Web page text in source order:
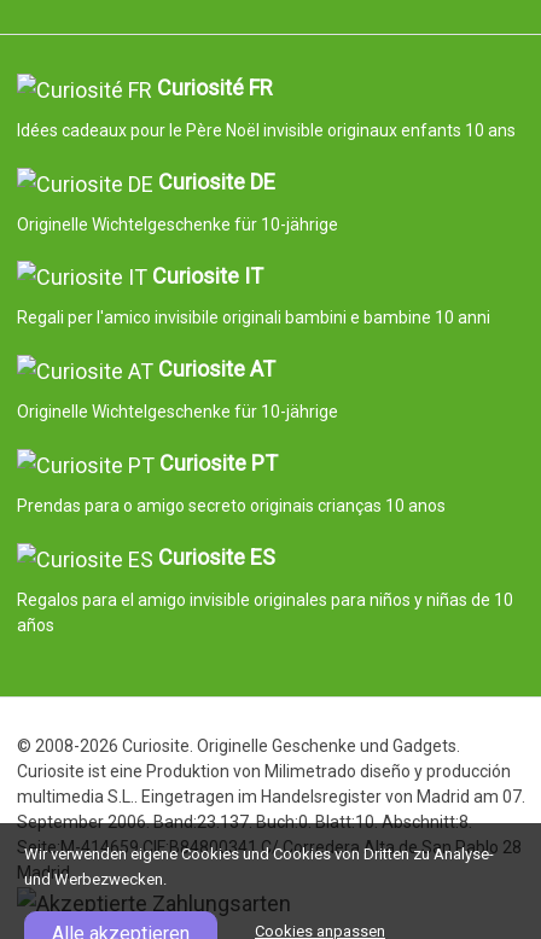
Curiosité FR
Idées cadeaux pour le Père Noël invisible originaux enfants 10 ans
Curiosite DE
Originelle Wichtelgeschenke für 10-jährige
Curiosite IT
Regali per l'amico invisibile originali bambini e bambine 10 anni
Curiosite AT
Originelle Wichtelgeschenke für 10-jährige
Curiosite PT
Prendas para o amigo secreto originais crianças 10 anos
Curiosite ES
Regalos para el amigo invisible originales para niños y niñas de 10
años
© 2008-2026 Curiosite. Originelle Geschenke und Gadgets.
Curiosite ist eine Produktion von Milimetrado diseño y producción
multimedia S.L.. Eingetragen im Handelsregister von Madrid am 07.
September 2006. Band:23.137. Buch:0. Blatt:10. Abschnitt:8.
Seite:M-414659 CIF:B84800341 C/ Corredera Alta de San Pablo 28
Madrid
Wir verwenden eigene Cookies und Cookies von Dritten zu Analyse-
und Werbezwecken.
Alle akzeptieren Cookies anpassen